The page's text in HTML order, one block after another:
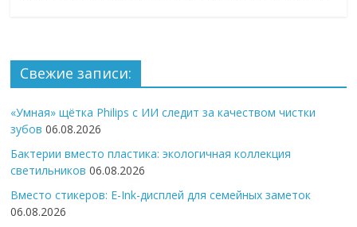
Свежие записи:
«Умная» щётка Philips с ИИ следит за качеством чистки
зубов 06.08.2026
Бактерии вместо пластика: экологичная коллекция
светильников 06.08.2026
Вместо стикеров: E-Ink-дисплей для семейных заметок
06.08.2026